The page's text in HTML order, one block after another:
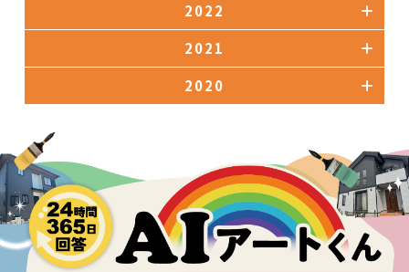
2022
2021
2020